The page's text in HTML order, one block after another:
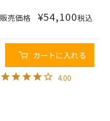
販売価格 ¥54,100税込
カートに入れる
4.00